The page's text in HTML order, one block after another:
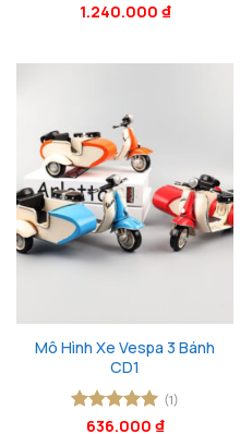
Được xếp
1.240.000 ₫
Mô Hình Xe Vespa 3 Bánh
CD1
Được xếp
(1)
636.000 ₫